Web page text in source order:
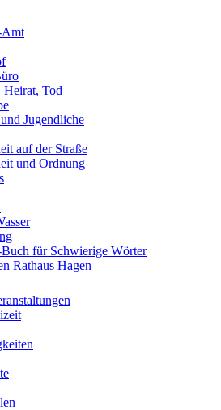
Amt
Heirat, Tod
Jugendliche
auf der Straße
und Ordnung
für Schwierige Wörter
Rathaus Hagen